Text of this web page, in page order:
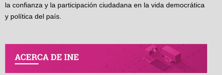
la confianza y la participación ciudadana en la vida democrática
y política del país.